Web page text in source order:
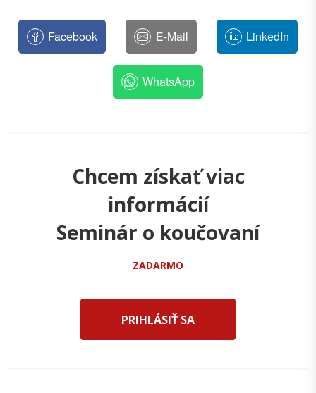
Facebook E-Mail LinkedIn
WhatsApp
Chcem získať viac
informácií
Seminár o koučovaní
ZADARMO
PRIHLÁSIŤ SA